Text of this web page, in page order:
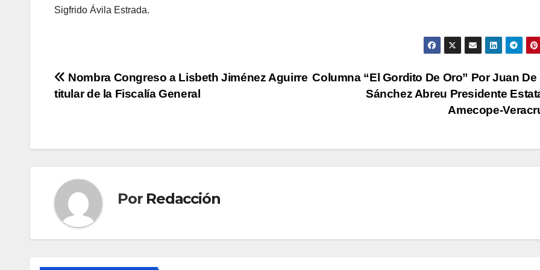
Sigfrido Ávila Estrada.
Navegación
Columna “El Gordito De Oro” Por Juan De
Sánchez Abreu Presidente
Amecope-
Nombra Congreso a Lisbeth Jiménez Aguirre
titular de la Fiscalía General
Por Redacción